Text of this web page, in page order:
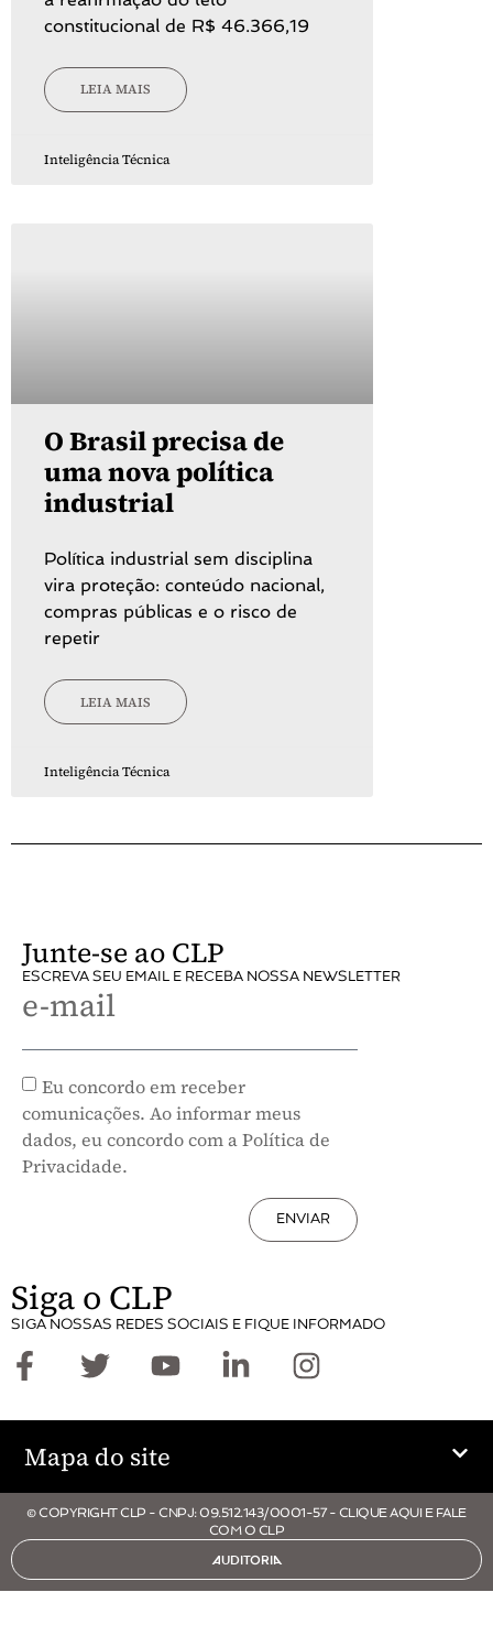
constitucional de R$ 46.366,19
LEIA MAIS
Inteligência Técnica
O Brasil precisa de
uma nova política
industrial
Política industrial sem disciplina
vira proteção: conteúdo nacional,
compras públicas e o risco de
repetir
LEIA MAIS
Inteligência Técnica
Junte-se ao CLP
ESCREVA SEU EMAIL E RECEBA NOSSA NEWSLETTER
e-mail
Eu concordo em receber
comunicações. Ao informar meus
dados, eu concordo com a Política de
Privacidade.
ENVIAR
Siga o CLP
SIGA NOSSAS REDES SOCIAIS E FIQUE INFORMADO
Mapa do site
© COPYRIGHT CLP - CNPJ: 09.512.143/0001-57 - CLIQUE AQUI E FALE
COM O CLP
AUDITORIA